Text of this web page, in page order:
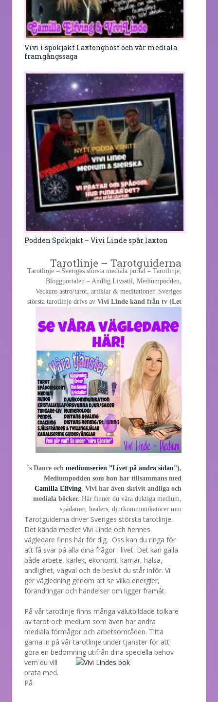
Vivi i spökjakt Laxtonghost och vår mediala
framgångssaga
Podden Spökjakt – Vivi Linde spår laxton
Tarotlinje – Tarotguiderna
Tarotlinje – Sveriges största mediala portal – Tarotlinje,
Bloggportalen – Andlig Livsstil, Mediumpodden,
Veckans astro/tarot, artiklar & meditationer. Sveriges
största tarotlinje drivs av Vivi Linde känd från tv (Let
´s Dance och mediumserien ”Livet på andra sidan”),
Mediumpodden som hon har tillsammans med
Camilla Elfving. Vivi har även skrivit andliga och
mediala böcker. Här finner du våra duktiga medium,
spådamer, healers, djurkommunikatörer mm
Tarotguiderna driver Sveriges största tarotlinje.
Det kända mediet Vivi Linde och hennes
vägledare finns här för dig. Oss kan du ringa för
att få svar på alla dina frågor i livet. Det kan gälla
både arbete, kärlek, ekonomi, karriär, hälsa,
andlighet, vägval och de beslut du står inför. Vi
ger vägledning genom att se vilka energier,
förändringar och händelser om ligger framåt.
På vår tarotlinje finns många välutbildade tolkare
av tarot och medium som även har andra
mediala förmågor och arbetsområden. Titta
gärna in på vår tarotlinje under tjänster för att
göra en bedömning utifrån dina speciella behov
vem du vill
prata med.
På